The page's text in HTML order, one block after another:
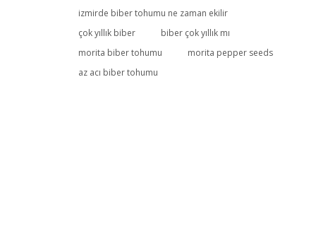
izmirde biber tohumu ne zaman ekilir
çok yıllık biber
biber çok yıllık mı
morita biber tohumu
morita pepper seeds
az acı biber tohumu